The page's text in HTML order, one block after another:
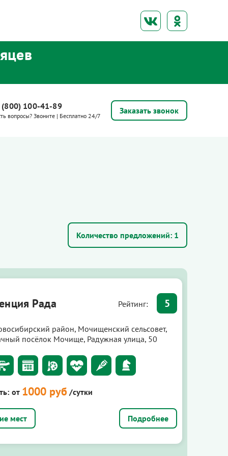
(800) 100-41-89
вопросы? Звоните | Бесплатно 24/7
Заказать звонок
Количество предложений: 1
Рада Рейтинг: 5
район, Мочищенский сельсовет,
посёлок Мочище, Радужная улица, 50
от 1000 руб /сутки
Подробнее